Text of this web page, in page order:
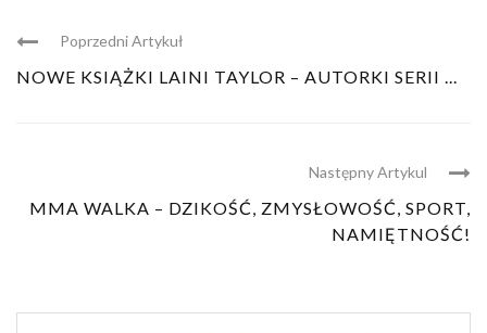
Poprzedni Artykuł
NOWE KSIĄŻKI LAINI TAYLOR – AUTORKI SERII ...
Następny Artykul
MMA WALKA – DZIKOŚĆ, ZMYSŁOWOŚĆ, SPORT,
NAMIĘTNOŚĆ!